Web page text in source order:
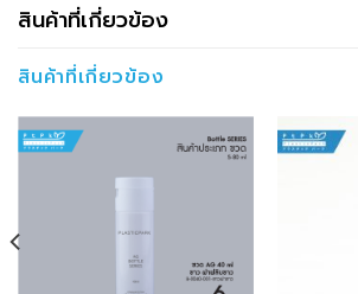
สินค้าที่เกี่ยวข้อง
สินค้าที่เกี่ยวข้อง